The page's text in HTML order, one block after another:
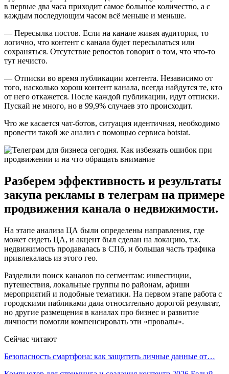
в первые два часа приходит самое большое количество, а с
каждым последующим часом всё меньше и меньше.
— Пересылка постов. Если на канале живая аудитория, то
логично, что контент с канала будет пересылаться или
сохраняться. Отсутствие репостов говорит о том, что что-то
тут нечисто.
— Отписки во время публикации контента. Независимо от
того, насколько хорош контент канала, всегда найдутся те, кто
от него откажется. После каждой публикации, идут отписки.
Пускай не много, но в 99,9% случаев это происходит.
Что же касается чат-ботов, ситуация идентичная, необходимо
провести такой же анализ с помощью сервиса botstat.
Разберем эффективность и результаты
закупа рекламы в телеграм на примере
продвижения канала о недвижимости.
На этапе анализа ЦА были определены направления, где
может сидеть ЦА, и акцент был сделан на локацию, т.к.
недвижимость продавалась в СПб, и большая часть трафика
привлекалась из этого гео.
Разделили поиск каналов по сегментам: инвестиции,
путешествия, локальные группы по районам, афиши
мероприятий и подобные тематики. На первом этапе работа с
городскими пабликами дала относительно дорогой результат,
но другие размещения в каналах про бизнес и развитие
личности помогли компенсировать эти «провалы».
Сейчас читают
Безопасность смартфона: как защитить личные данные от…